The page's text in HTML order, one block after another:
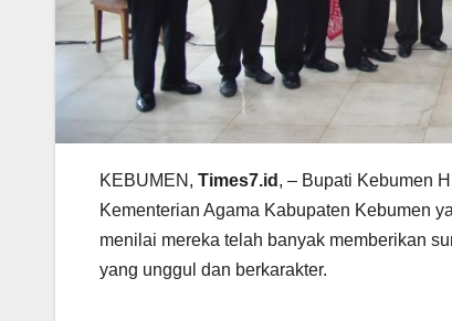
KEBUMEN, Times7.id , – Bupati Kebumen
Kementerian Agama Kabupaten Kebumen
menilai mereka telah banyak memberikan
yang unggul dan berkarakter.